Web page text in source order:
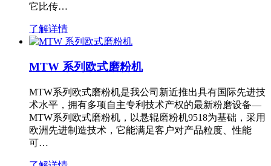
它比传…
了解详情
MTW 系列欧式磨粉机
MTW系列欧式磨粉机是我公司新近推出具有国际先进技
术水平，拥有多项自主专利技术产权的最新粉磨设备—
MTW系列欧式磨粉机，以悬辊磨粉机9518为基础，采用
欧洲先进制造技术，它能满足客户对产品粒度、性能
可…